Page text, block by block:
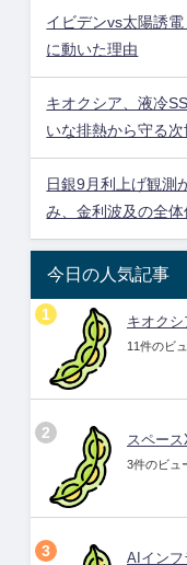
イビデンvs太陽誘
に動いた理由
キオクシア、液冷
いな排熱から守る
日銀9月利上げ観測
み、金利波及の全
今日の人気記事
キオクシ
11件のビ
スペー
3件のビュ
AIインフ